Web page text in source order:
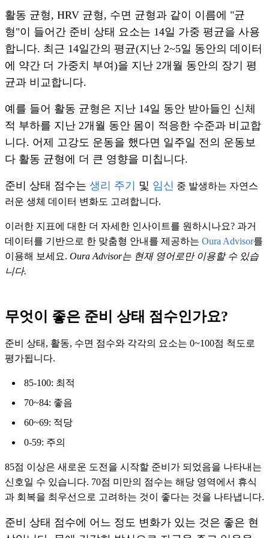
활동 균형, HRV 균형, 수면 균형과 같이 이름에 "균
형"이 들어간 준비 상태 요소는 14일 가중 평균을 사용
합니다. 최근 14일간의 평균(지난 2~5일 동안의 데이터
에 약간 더 가중치 부여)을 지난 2개월 동안의 장기 평
균과 비교합니다.
예를 들어 활동 균형은 지난 14일 동안 받아들인 신체
적 부하를 지난 2개월 동안 몸이 적응한 수준과 비교합
니다. 어제 고강도 운동을 했다면 일주일 전의 운동보
다 활동 균형에 더 큰 영향을 미칩니다.
준비 상태 점수는 생리 주기 및 임신 중 발생하는 자연스
러운 생체 데이터 변화도 고려합니다.
이러한 지표에 대한 더 자세한 인사이트를 원하시나요? 과거
데이터를 기반으로 한 맞춤형 안내를 제공하는 Oura Advisor를
이용해 보세요. Oura Advisor는 현재 영어로만 이용할 수 있습
니다.
무엇이 좋은 준비 상태 점수인가요?
준비 상태, 활동, 수면 점수와 각각의 요소는 0~100점 척도로
평가됩니다.
85-100: 최적
70~84: 좋음
60~69: 적당
0-59: 주의
85점 이상은 새로운 도전을 시작할 준비가 되었음을 나타내는
신호일 수 있습니다. 70점 미만의 점수는 해당 영역에서 휴식
과 회복을 최우선으로 고려하는 것이 좋다는 것을 나타냅니다.
준비 상태 점수에 어느 정도 변화가 있는 것은 좋은 현